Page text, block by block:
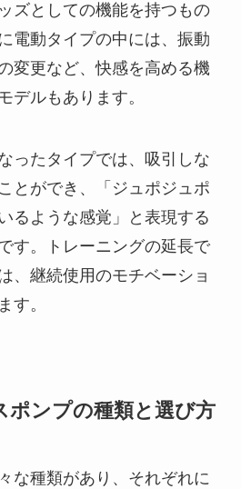
ズとしての機能を持つもの
電動タイプの中には、振動
変更など、快感を高める機
デルもあります。
ったタイプでは、吸引しな
とができ、「ジュポジュポ
るような感覚」と表現する
す。トレーニングの延長で
、継続使用のモチベーショ
す。
ポンプの種類と選び方
な種類があり、それぞれに